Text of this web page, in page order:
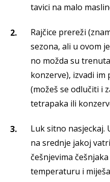
tavici na malo
Rajčice prereži
sezona, ali u ovom
no možda su
konzerve), izvadi
(možeš se odlučiti i
tetrapaka ili
Luk sitno nasjeckaj.
na srednje jakoj
češnjevima
temperaturu i